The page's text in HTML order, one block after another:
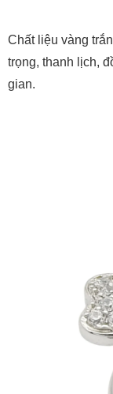
Chất liệu vàng
trọng, thanh lịch,
gian.